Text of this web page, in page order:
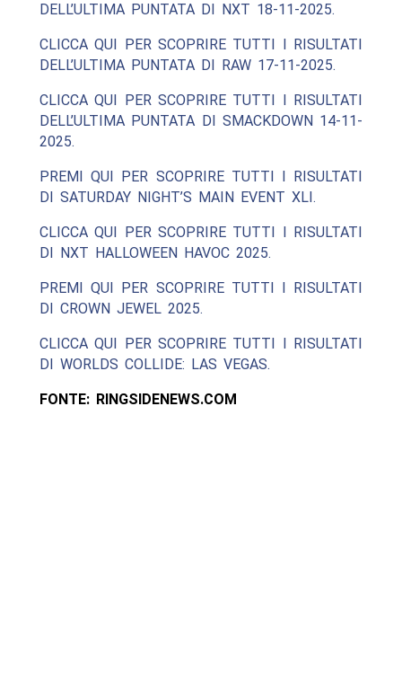
DELL’ULTIMA PUNTATA DI NXT 18-11-2025.
CLICCA QUI PER SCOPRIRE TUTTI I RISULTATI
DELL’ULTIMA PUNTATA DI RAW 17-11-2025.
CLICCA QUI PER SCOPRIRE TUTTI I RISULTATI
DELL’ULTIMA PUNTATA DI SMACKDOWN 14-11-
2025.
PREMI QUI PER SCOPRIRE TUTTI I RISULTATI
DI SATURDAY NIGHT’S MAIN EVENT XLI.
CLICCA QUI PER SCOPRIRE TUTTI I RISULTATI
DI NXT HALLOWEEN HAVOC 2025.
PREMI QUI PER SCOPRIRE TUTTI I RISULTATI
DI CROWN JEWEL 2025.
CLICCA QUI PER SCOPRIRE TUTTI I RISULTATI
DI WORLDS COLLIDE: LAS VEGAS.
FONTE: RINGSIDENEWS.COM